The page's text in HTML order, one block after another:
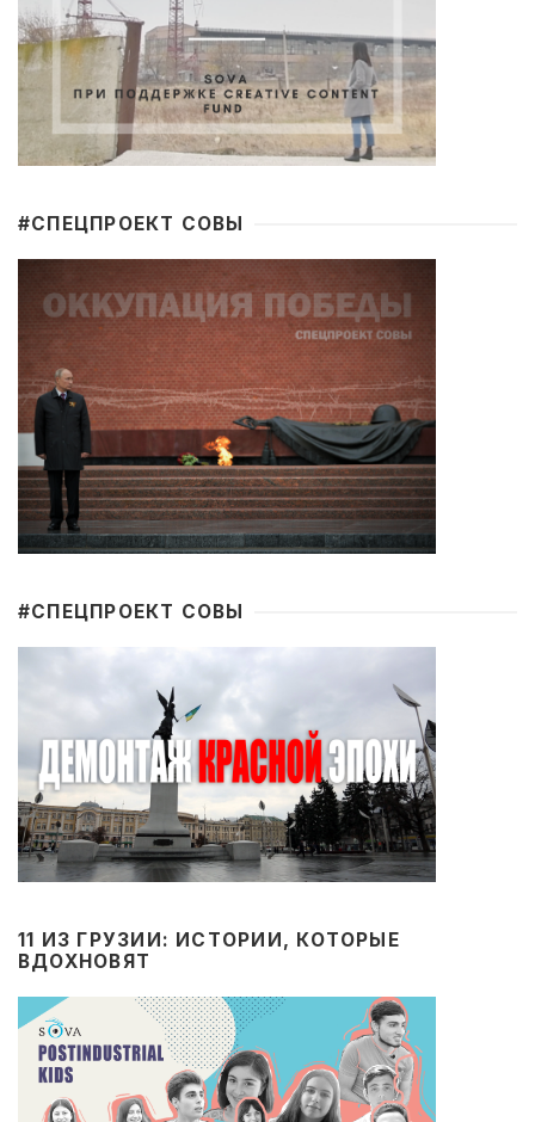
#CПЕЦПРОЕКТ СОВЫ
#CПЕЦПРОЕКТ СОВЫ
11 ИЗ ГРУЗИИ: ИСТОРИИ, КОТОРЫЕ
ВДОХНОВЯТ